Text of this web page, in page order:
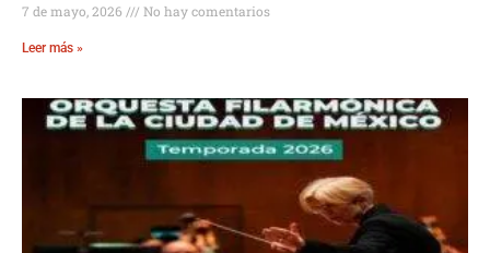
7 de mayo, 2026 No hay comentarios
Leer más »